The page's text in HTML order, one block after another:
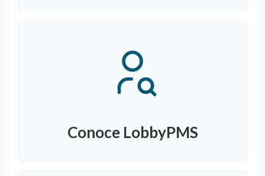
Conoce LobbyPMS